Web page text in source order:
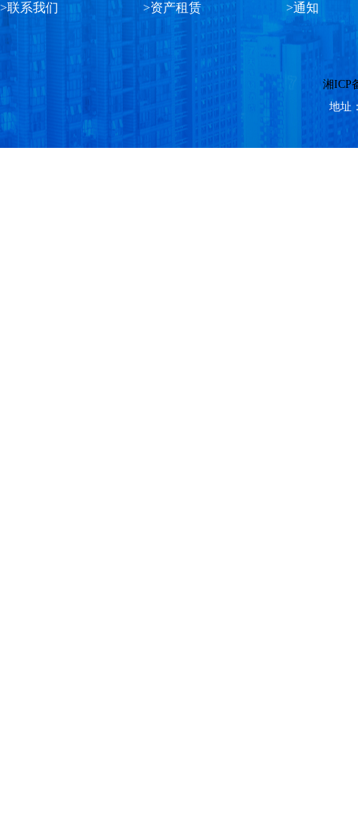
>联系我们 >资产租赁 >通知
湘ICP
地址